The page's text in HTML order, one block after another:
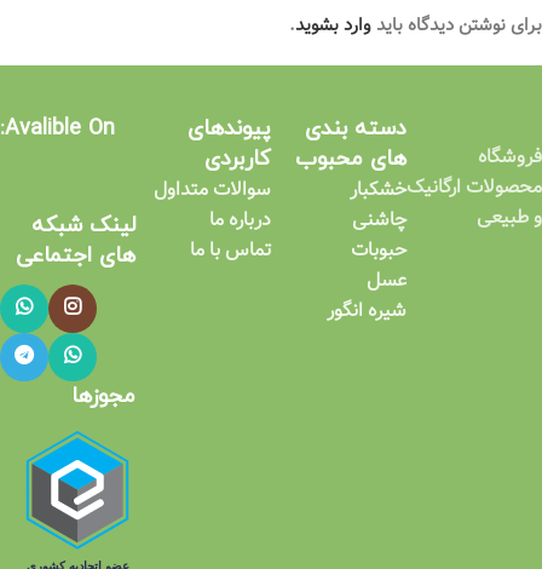
برای نوشتن دیدگاه باید وارد بشوید.
فروشگاه
محصولات ارگانیک
و طبیعی
دسته بندی
های محبوب
خشکبار
چاشنی
حبوبات
عسل
شیره انگور
پیوندهای
کاربردی​
سوالات متداول
درباره ما
تماس با ما
Avalible On:
لینک شبکه
های اجتماعی​
مجوزها